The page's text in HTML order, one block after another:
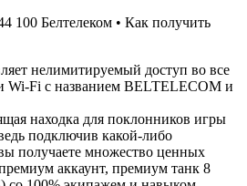
нелимитируемый доступ во все
Wi-Fi с названием BELTELECOM и
находка для поклонников игры
подключив какой-либо
получаете множество ценных
аккаунт, премиум танк 8